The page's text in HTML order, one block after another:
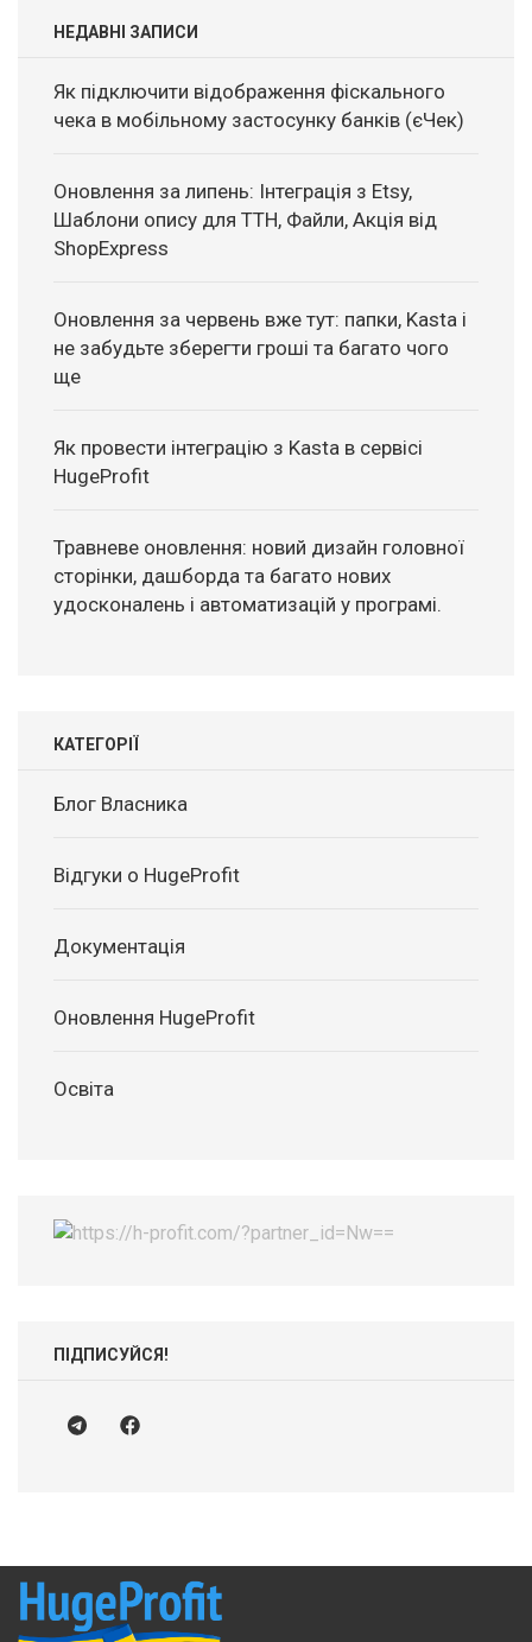
НЕДАВНІ ЗАПИСИ
Як підключити відображення фіскального
чека в мобільному застосунку банків (єЧек)
Оновлення за липень: Інтеграція з Etsy,
Шаблони опису для ТТН, Файли, Акція від
ShopExpress
Оновлення за червень вже тут: папки, Kasta і
не забудьте зберегти гроші та багато чого
ще
Як провести інтеграцію з Kasta в сервісі
HugeProfit
Травневе оновлення: новий дизайн головної
сторінки, дашборда та багато нових
удосконалень і автоматизацій у програмі.
КАТЕГОРІЇ
Блог Власника
Відгуки о HugeProfit
Документація
Оновлення HugeProfit
Освіта
ПІДПИСУЙСЯ!